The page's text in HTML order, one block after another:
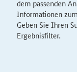
dem passenden
Informationen
Geben Sie Ihren
Ergebnisfilter.